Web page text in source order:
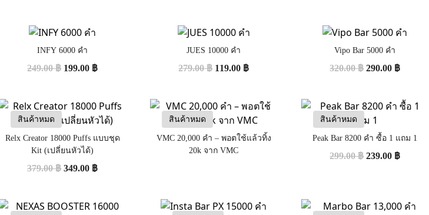
INFY 6000 คำ
249.00฿ 199.00 ฿
JUES 10000 คำ
279.00฿ 119.00 ฿
Vipo Bar 5000 คำ
320.00฿ 290.00 ฿
สินค้าหมด
Relx Creator 18000 Puffs แบบชุด
Kit (เปลี่ยนหัวได้)
379.00฿ 349.00 ฿
สินค้าหมด
VMC 20,000 คำ – พอตใช้แล้วทิ้ง
20k จาก VMC
สินค้าหมด
Peak Bar 8200 คำ ซื้อ 1 แถม 1
299.00฿ 239.00 ฿